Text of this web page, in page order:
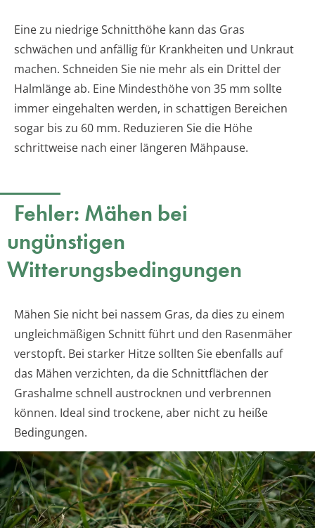
Eine zu niedrige Schnitthöhe kann das Gras
schwächen und anfällig für Krankheiten und Unkraut
machen. Schneiden Sie nie mehr als ein Drittel der
Halmlänge ab. Eine Mindesthöhe von 35 mm sollte
immer eingehalten werden, in schattigen Bereichen
sogar bis zu 60 mm. Reduzieren Sie die Höhe
schrittweise nach einer längeren Mähpause.
Fehler: Mähen bei
ungünstigen
Witterungsbedingungen
Mähen Sie nicht bei nassem Gras, da dies zu einem
ungleichmäßigen Schnitt führt und den Rasenmäher
verstopft. Bei starker Hitze sollten Sie ebenfalls auf
das Mähen verzichten, da die Schnittflächen der
Grashalme schnell austrocknen und verbrennen
können. Ideal sind trockene, aber nicht zu heiße
Bedingungen.